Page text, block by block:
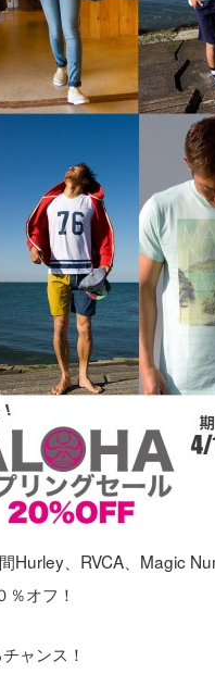
Hurley、RVCA、Magic
％オフ！
ャンス！